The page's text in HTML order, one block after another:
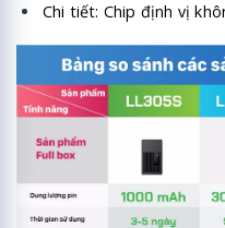
Chi tiết: Chip định vị